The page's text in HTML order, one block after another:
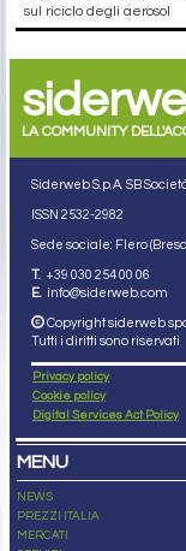
sul riciclo degli aerosol
LA COMMUNITY
Siderweb S.p.A. SB
ISSN 2532-2982
Sede sociale: Flero
T. +39 030 254 00 06
E. info@siderweb.com
Copyright siderweb
Tutti i diritti sono riservati
Privacy policy
Cookie policy
Digital Services Act Policy
MENU
NEWS
PREZZI ITALIA
MERCATI